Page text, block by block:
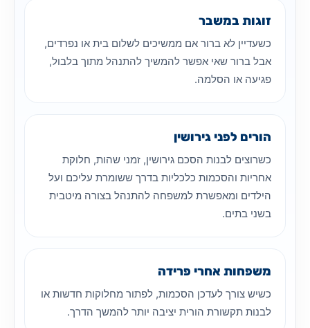
זוגות במשבר
כשעדיין לא ברור אם ממשיכים לשלום בית או נפרדים,
אבל ברור שאי אפשר להמשיך להתנהל מתוך בלבול,
פגיעה או הסלמה.
הורים לפני גירושין
כשרוצים לבנות הסכם גירושין, זמני שהות, חלוקת
אחריות והסכמות כלכליות בדרך ששומרת עליכם ועל
הילדים ומאפשרת למשפחה להתנהל בצורה מיטבית
בשני בתים.
משפחות אחרי פרידה
כשיש צורך לעדכן הסכמות, לפתור מחלוקות חדשות או
לבנות תקשורת הורית יציבה יותר להמשך הדרך.